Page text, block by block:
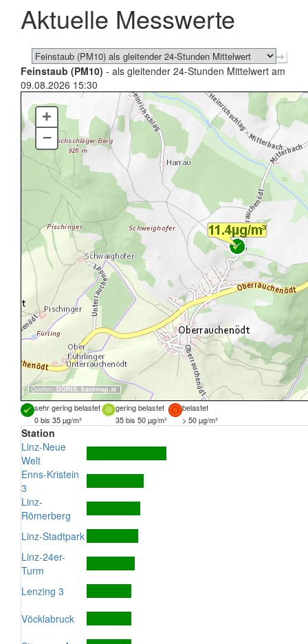
schließen
Aktuelle Messwerte
Feinstaub (PM10) - als gleitender 24-Stunden Mittelwert am
09.08.2026 15:30
Quellen: DORIS, basemap.at
+
–
sehr gering belastet gering belastet
belastet
0 bis 35 µg/m³
35 bis 50 µg/m³ > 50 µg/m³
Station
Linz-Neue
Welt
Enns-Kristein
3
Linz-
Römerberg
Linz-Stadtpark
Linz-24er-
Turm
Lenzing 3
Vöcklabruck